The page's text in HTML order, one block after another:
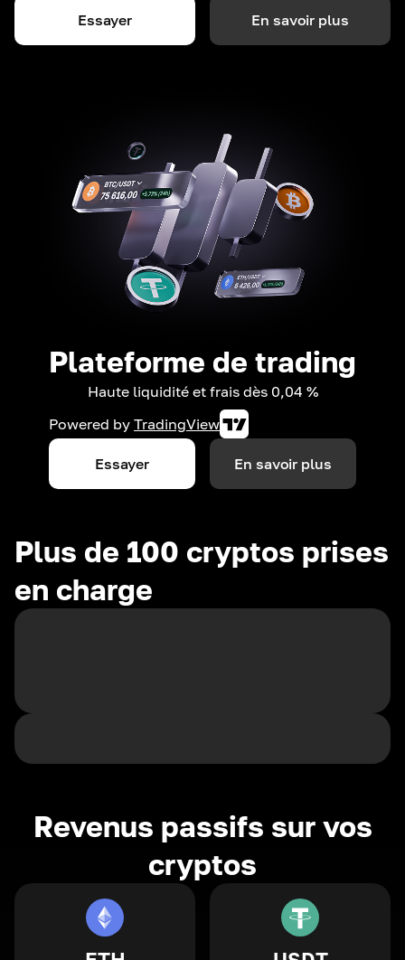
Essayer En savoir plus
Plateforme de trading
Haute liquidité et frais dès 0,04 %
Powered by TradingView
Essayer En savoir plus
Plus de 100 cryptos prises
en charge
Revenus passifs sur vos
cryptos